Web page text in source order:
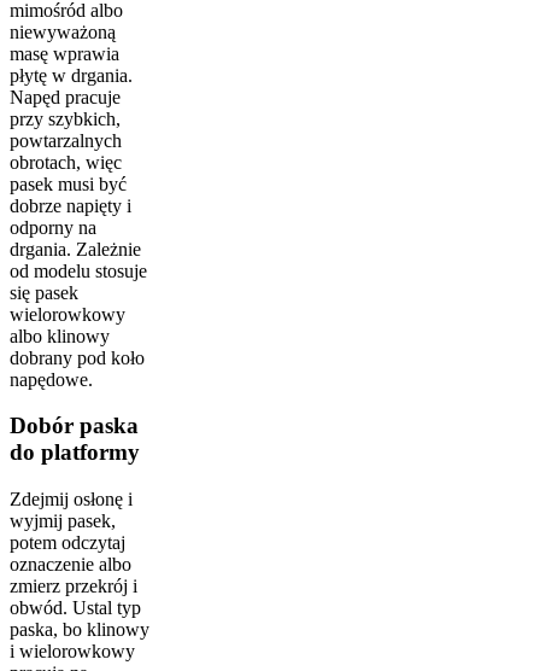
mimośród albo
niewyważoną
masę wprawia
płytę w drgania.
Napęd pracuje
przy szybkich,
powtarzalnych
obrotach, więc
pasek musi być
dobrze napięty i
odporny na
drgania. Zależnie
od modelu stosuje
się pasek
wielorowkowy
albo klinowy
dobrany pod koło
napędowe.
Dobór paska
do platformy
Zdejmij osłonę i
wyjmij pasek,
potem odczytaj
oznaczenie albo
zmierz przekrój i
obwód. Ustal typ
paska, bo klinowy
i wielorowkowy